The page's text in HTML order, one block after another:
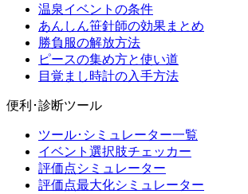
温泉イベントの条件
あんしん笹針師の効果まとめ
勝負服の解放方法
ピースの集め方と使い道
目覚まし時計の入手方法
便利･診断ツール
ツール･シミュレーター一覧
イベント選択肢チェッカー
評価点シミュレーター
評価点最大化シミュレーター